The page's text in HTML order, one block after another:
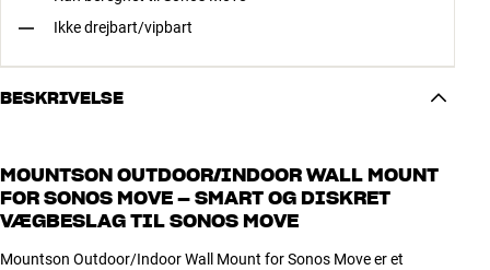
Ikke drejbart/vipbart
BESKRIVELSE
MOUNTSON OUTDOOR/INDOOR WALL MOUNT
FOR SONOS MOVE – SMART OG DISKRET
VÆGBESLAG TIL SONOS MOVE
Mountson Outdoor/Indoor Wall Mount for Sonos Move er et